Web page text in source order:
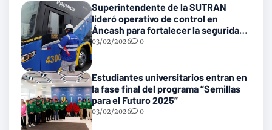
Superintendente de la SUTRAN
lideró operativo de control en
Áncash para fortalecer la seguridad
en las vías nacionales
03/02/2026 0
Estudiantes universitarios entran en
la fase final del programa “Semillas
para el Futuro 2025”
03/02/2026 0